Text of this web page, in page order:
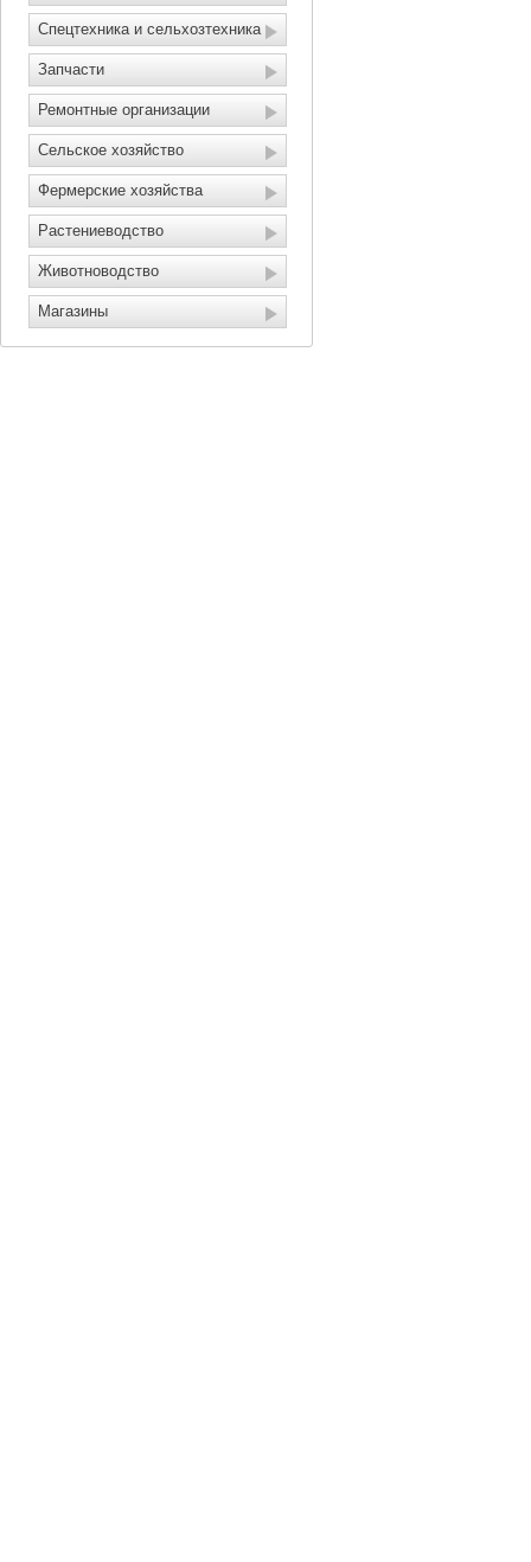
Спецтехника и сельхозтехника
Запчасти
Ремонтные организации
Сельское хозяйство
Фермерские хозяйства
Растениеводство
Животноводство
Магазины